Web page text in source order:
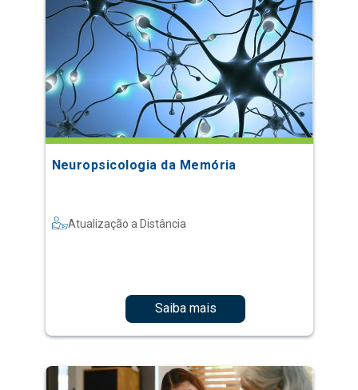
Neuropsicologia da Memória
Atualização a Distância
Saiba mais